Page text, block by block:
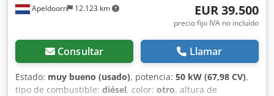
Apeldoorn 12.123 km EUR 39.500
precio fijo IVA no incluído
Consultar Llamar
Estado: muy bueno (usado), potencia: 50 kW (67,98 CV),
tipo de combustible: diésel, color: otro, altura de